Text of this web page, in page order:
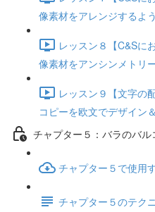
像素材をアレンジするよ
レッスン８【C&Sに
像素材をアンシンメトリ
レッスン９【文字の
コピーを欧文でデザイン
チャプター５：バラのバ
チャプター５で使用
チャプター５のテク